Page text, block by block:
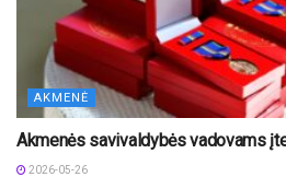
AKMENĖ
Akmenės savivaldybės vadovams
2026-05-26